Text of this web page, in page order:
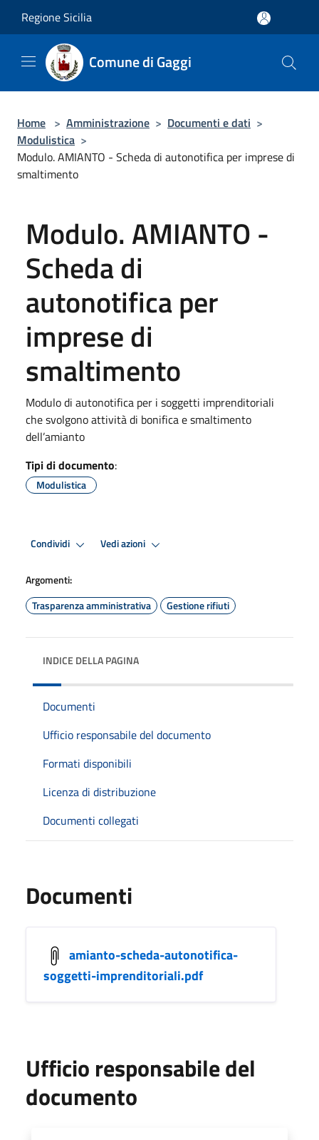
Regione Sicilia
Comune di Gaggi
Home > Amministrazione > Documenti e dati >
Modulistica >
Modulo. AMIANTO - Scheda di autonotifica per imprese di
smaltimento
Modulo. AMIANTO -
Scheda di
autonotifica per
imprese di
smaltimento
Modulo di autonotifica per i soggetti imprenditoriali
che svolgono attività di bonifica e smaltimento
dell’amianto
Tipi di documento:
Modulistica
Condividi Vedi azioni
Argomenti:
Trasparenza amministrativa
Gestione rifiuti
INDICE DELLA PAGINA
Documenti
Ufficio responsabile del documento
Formati disponibili
Licenza di distribuzione
Documenti collegati
Documenti
amianto-scheda-autonotifica-
soggetti-imprenditoriali.pdf
Ufficio responsabile del
documento